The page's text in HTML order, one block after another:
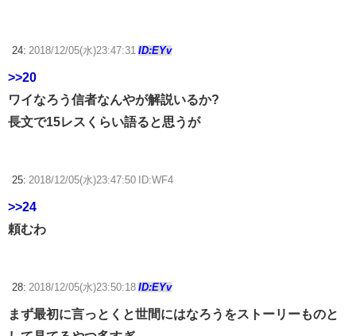
24: 2018/12/05(水)23:47:31 ID:EYv
>>20
ワイなろう信者なんやが解説いるか?
長文で15レスくらい語ると思うが
25: 2018/12/05(水)23:47:50 ID:WF4
>>24
頼むわ
28: 2018/12/05(水)23:50:18 ID:EYv
まず最初に言っとくと世間にはなろうをストーリーものと